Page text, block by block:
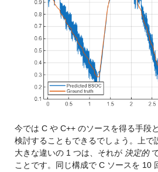
今では C や C++ のソースを得る手段
検討することもできるでしょう。上で
大きな違いの 1 つは、それが 決定的
ことです。同じ構成で C ソースを 10